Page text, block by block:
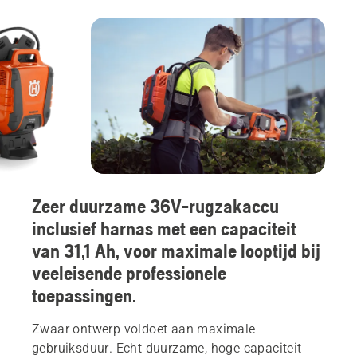
Zeer duurzame 36V-rugzakaccu
inclusief harnas met een capaciteit
van 31,1 Ah, voor maximale looptijd bij
veeleisende professionele
toepassingen.
Zwaar ontwerp voldoet aan maximale
gebruiksduur. Echt duurzame, hoge capaciteit